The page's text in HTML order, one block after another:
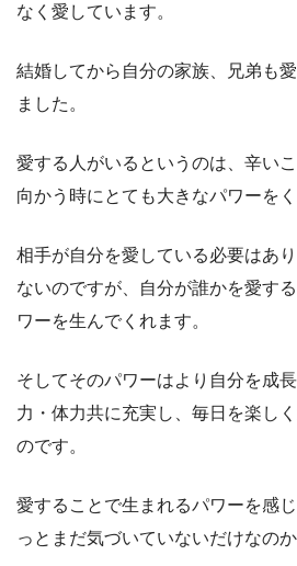
なく愛しています。
結婚してから自分の家族、兄弟も
ました。
愛する人がいるというのは、辛い
向かう時にとても大きなパワーをく
相手が自分を愛している必要はあ
ないのですが、自分が誰かを愛す
ワーを生んでくれます。
そしてそのパワーはより自分を成
力・体力共に充実し、毎日を楽し
のです。
愛することで生まれるパワーを感
っとまだ気づいていないだけなのか